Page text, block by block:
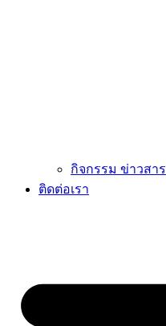
กิจกรรม ข่าวสาร
ติดต่อเรา